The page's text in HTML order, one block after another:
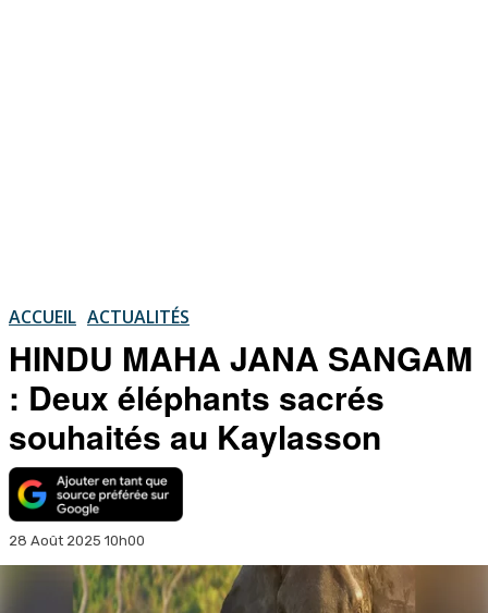
ACCUEIL ACTUALITÉS
HINDU MAHA JANA SANGAM
: Deux éléphants sacrés
souhaités au Kaylasson
28 Août 2025 10h00